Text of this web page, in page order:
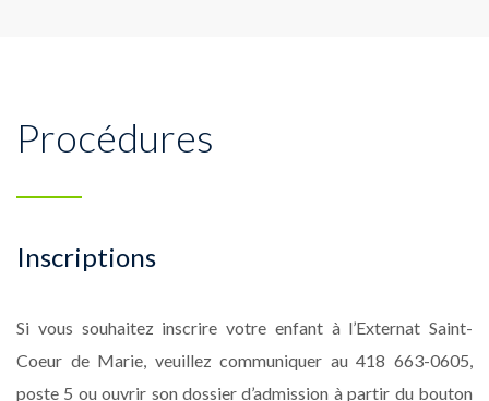
Procédures
Inscriptions
Si vous souhaitez inscrire votre enfant à l’Externat Saint-
Coeur de Marie, veuillez communiquer au 418 663-0605,
poste 5 ou ouvrir son dossier d’admission à partir du bouton